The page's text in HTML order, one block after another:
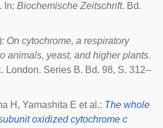
. In: Biochemische Zeitschrift. Bd.
On cytochrome, a respiratory
animals, yeast, and higher plants.
London. Series B. Bd. 98, S. 312–
H, Yamashita E et al.: The whole
oxidized cytochrome c